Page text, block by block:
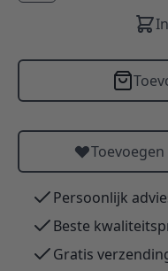
Persoonlijk
Beste
Gratis